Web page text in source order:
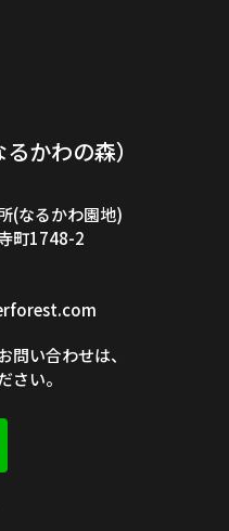
かわの森）
(なるかわ園地)
町1748-2
問い合わせは、
さい。